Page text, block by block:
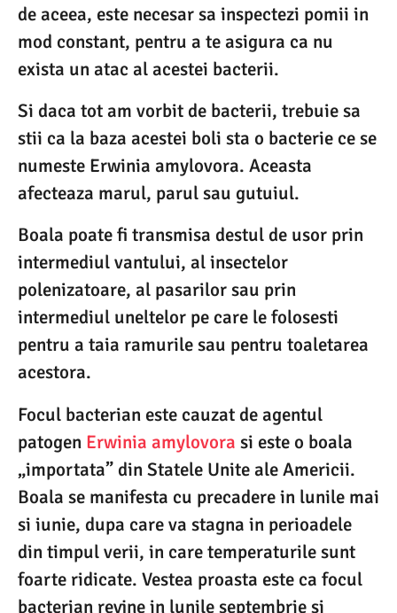
de aceea, este necesar sa inspectezi pomii in
mod constant, pentru a te asigura ca nu
exista un atac al acestei bacterii.
Si daca tot am vorbit de bacterii, trebuie sa
stii ca la baza acestei boli sta o bacterie ce se
numeste Erwinia amylovora. Aceasta
afecteaza marul, parul sau gutuiul.
Boala poate fi transmisa destul de usor prin
intermediul vantului, al insectelor
polenizatoare, al pasarilor sau prin
intermediul uneltelor pe care le folosesti
pentru a taia ramurile sau pentru toaletarea
acestora.
Focul bacterian este cauzat de agentul
patogen Erwinia amylovora si este o boala
„importata” din Statele Unite ale Americii.
Boala se manifesta cu precadere in lunile mai
si iunie, dupa care va stagna in perioadele
din timpul verii, in care temperaturile sunt
foarte ridicate. Vestea proasta este ca focul
bacterian revine in lunile septembrie si